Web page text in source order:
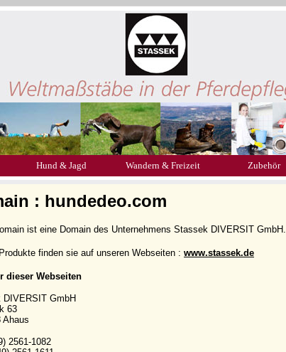
Hund & Jagd Wandern & Freizeit Zubehör
: hundedeo.com
ist eine Domain des Unternehmens Stassek DIVERSIT GmbH.
finden sie auf unseren Webseiten : www.stassek.de
dieser Webseiten
DIVERSIT GmbH
63
Ahaus
2561-1082